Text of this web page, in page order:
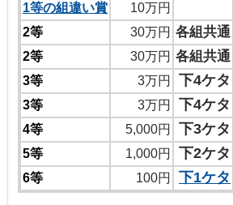
1等の組違い賞
10万円
2等
30万円 各組共通
2等 30万円 各組共通
3等 3万円 下4ケタ
3等 3万円 下4ケタ
4等 5,000円 下3ケタ
5等 1,000円 下2ケタ
6等 100円 下1ケタ